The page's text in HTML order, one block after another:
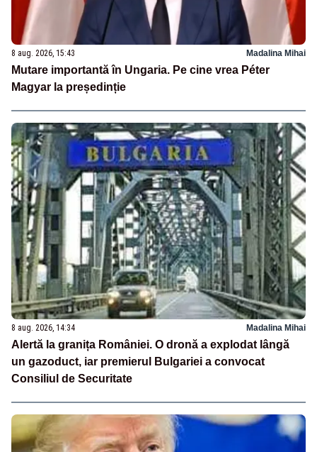
8 aug. 2026, 15:43 Madalina Mihai
Mutare importantă în Ungaria. Pe cine vrea Péter
Magyar la președinție
8 aug. 2026, 14:34 Madalina Mihai
Alertă la granița României. O dronă a explodat lângă
un gazoduct, iar premierul Bulgariei a convocat
Consiliul de Securitate